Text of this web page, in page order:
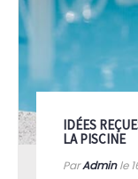
IDÉES
LA PISCINE
ParAdminle